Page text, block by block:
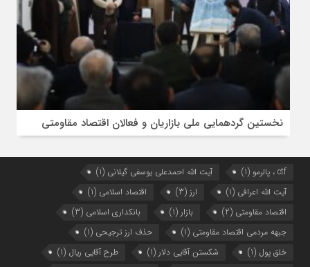
نخستین گردهمایی ملی بازاریان و فعالان اقتصاد مقاومتی
ctf ، پالرمو (1) آیت الله احمدعلی یوسفی گیلانی (1)
آیت الله اعرافی (1) ارز (3) اقتصاد اسلامی (1)
اقتصاد مقاومتی (2) بازار (1) بانکداری اسلامی (3)
جبهه مردمی اقتصاد مقاومتی (1) حذف ارز ترجیحی (1)
خلق پول (1) شکستن آقایی دلار (1) طرح آقایی ریال (1)